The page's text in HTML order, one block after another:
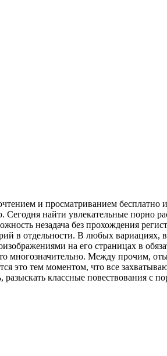
и просматриванием
найти увлекательные порно
незадача без прохождения
в отдельности. В любых вариациях,
на его страницах в
многозначительно. Между прочим,
это тем моментом, что все
классные повествования с